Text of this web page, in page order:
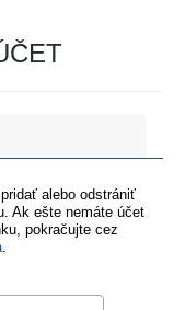
alebo odstrániť
Ak ešte nemáte účet
pokračujte cez
.